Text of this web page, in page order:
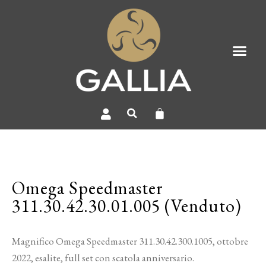
Omega Speedmaster
311.30.42.30.01.005 (Venduto)
Magnifico Omega Speedmaster 311.30.42.300.1005, ottobre
2022, esalite, full set con scatola anniversario.